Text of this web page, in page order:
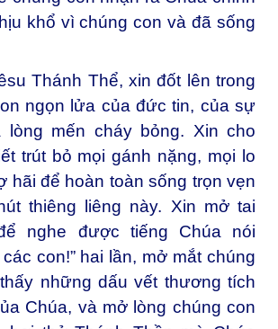
khổ vì chúng con và đã sống
Thánh Thể, xin đốt lên trong
ngọn lửa của đức tin, của sự
lòng mến cháy bỏng. Xin cho
trút bỏ mọi gánh nặng, mọi lo
hãi để hoàn toàn sống trọn vẹn
thiêng liêng này. Xin mở tai
nghe được tiếng Chúa nói
con!” hai lần, mở mắt chúng
những dấu vết thương tích
Chúa, và mở lòng chúng con